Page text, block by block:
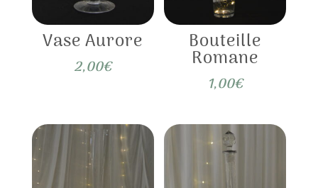
Vase Aurore
2,00€
Bouteille
Romane
1,00€